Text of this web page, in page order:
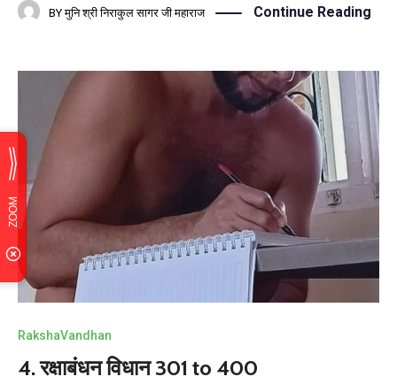
BY मुनि श्री निराकुल सागर जी महाराज Continue Reading
RakshaVandhan
4. रक्षाबंधन विधान 301 to 400